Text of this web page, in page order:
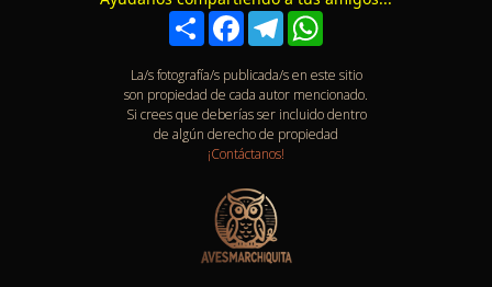
Compartir
Facebook
Telegram
La/s fotografía/s publicada/s en este sitio
son propiedad de cada autor mencionado.
Si crees que deberías ser incluido dentro
de algún derecho de propiedad
¡Contáctanos!